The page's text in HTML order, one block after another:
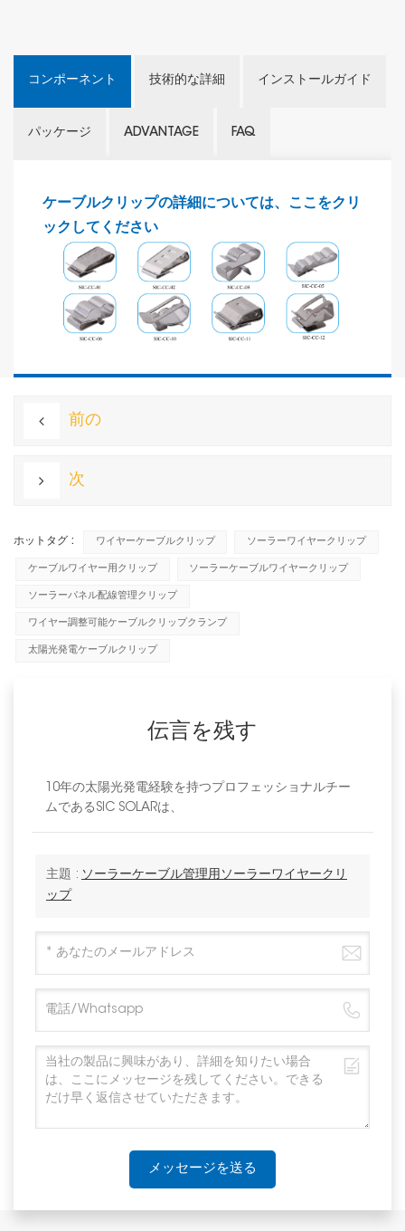
コンポーネント 技術的な詳細 インストールガイド
パッケージ ADVANTAGE FAQ
ケーブルクリップの詳細については、ここをクリ
ックしてください
前の
次
ホットタグ : ワイヤーケーブルクリップ ソーラーワイヤークリップ
ケーブルワイヤー用クリップ ソーラーケーブルワイヤークリップ
ソーラーパネル配線管理クリップ
ワイヤー調整可能ケーブルクリップクランプ
太陽光発電ケーブルクリップ
伝言を残す
10年の太陽光発電経験を持つプロフェッショナルチー
ムであるSIC SOLARは、
主題 : ソーラーケーブル管理用ソーラーワイヤークリ
ップ
メッセージを送る